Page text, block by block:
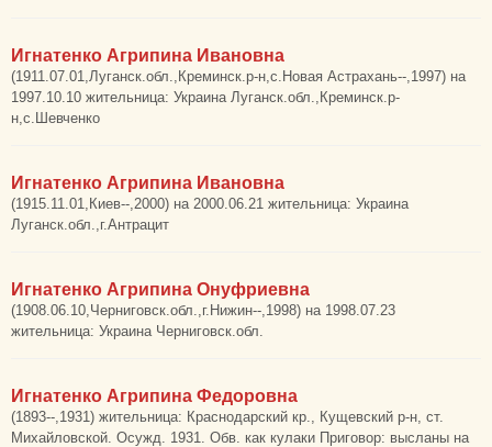
Игнатенко Агрипина Ивановна
(1911.07.01,Луганск.обл.,Креминск.р-н,с.Новая Астрахань--,1997) на
1997.10.10 жительница: Украина Луганск.обл.,Креминск.р-
н,с.Шевченко
Игнатенко Агрипина Ивановна
(1915.11.01,Киев--,2000) на 2000.06.21 жительница: Украина
Луганск.обл.,г.Антрацит
Игнатенко Агрипина Онуфриевна
(1908.06.10,Черниговск.обл.,г.Нижин--,1998) на 1998.07.23
жительница: Украина Черниговск.обл.
Игнатенко Агрипина Федоровна
(1893--,1931) жительница: Краснодарский кр., Кущевский р-н, ст.
Михайловской. Осужд. 1931. Обв. как кулаки Приговор: высланы на